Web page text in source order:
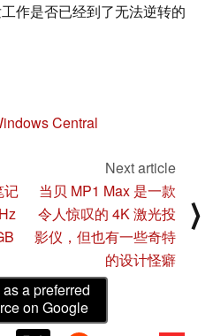
作是否已经到了无法逆转的
Central
记
Next article
当贝 MP1 Max 是一款
令人惊叹的 4K 激光投
影仪，但也有一些奇特
的设计怪癖
⟩
a preferred
on Google